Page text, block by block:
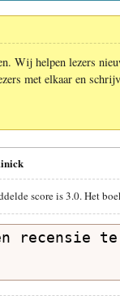
Wij helpen lezers
met elkaar en
score is3.0. Het